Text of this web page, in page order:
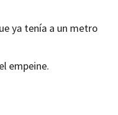
ya tenía a un metro
empeine.